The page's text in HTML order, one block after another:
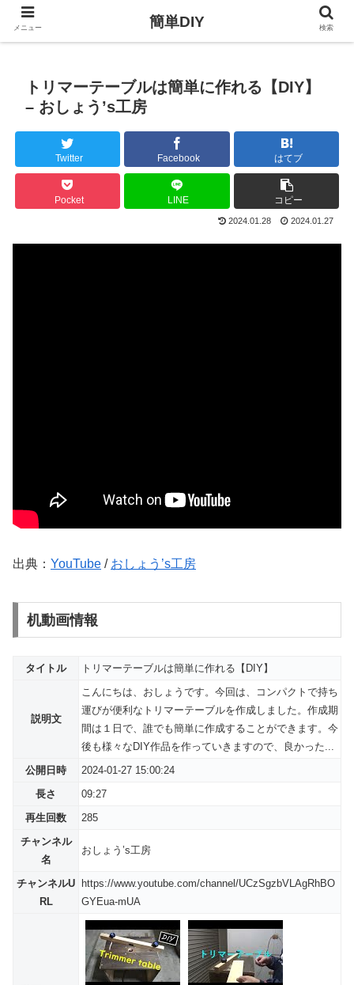
トリマーテーブルは簡単に作れる【DIY】
– おしょう’s工房
Twitter Facebook はてブ
Pocket LINE コピー
2024.01.28 2024.01.27
出典： YouTube / おしょう’s工房
机動画情報
タイトル トリマーテーブルは簡単に作れる【DIY】
説明文
こんにちは、おしょうです。今回は、コンパクトで持ち
運びが便利なトリマーテーブルを作成しました。作成期
間は１日で、誰でも簡単に作成することができます。今
後も様々なDIY作品を作っていきますので、良かった...
公開日時
2024-01-27 15:00:24
長さ
09:27
再生回数
285
チャンネル
名
おしょう’s工房
チャンネルU
RL
https://www.youtube.com/channel/UCzSgzbVLAgRhBO
GYEua-mUA
メニュー 簡単DIY 検索